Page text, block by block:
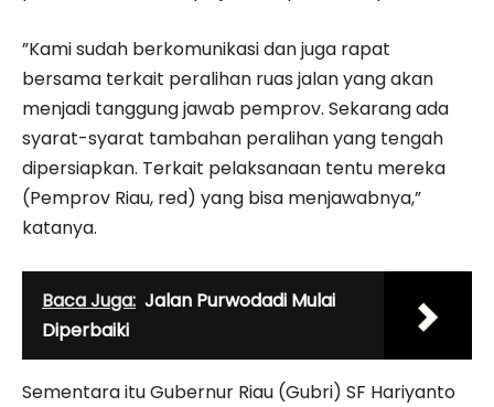
”Kami sudah berkomunikasi dan juga rapat
bersama terkait peralihan ruas jalan yang akan
menjadi tanggung jawab pemprov. Sekarang ada
syarat-syarat tambahan peralihan yang tengah
dipersiapkan. Terkait pelaksanaan tentu mereka
(Pemprov Riau, red) yang bisa menjawabnya,”
katanya.
Baca Juga: Jalan Purwodadi Mulai
Diperbaiki
Sementara itu Gubernur Riau (Gubri) SF Hariyanto